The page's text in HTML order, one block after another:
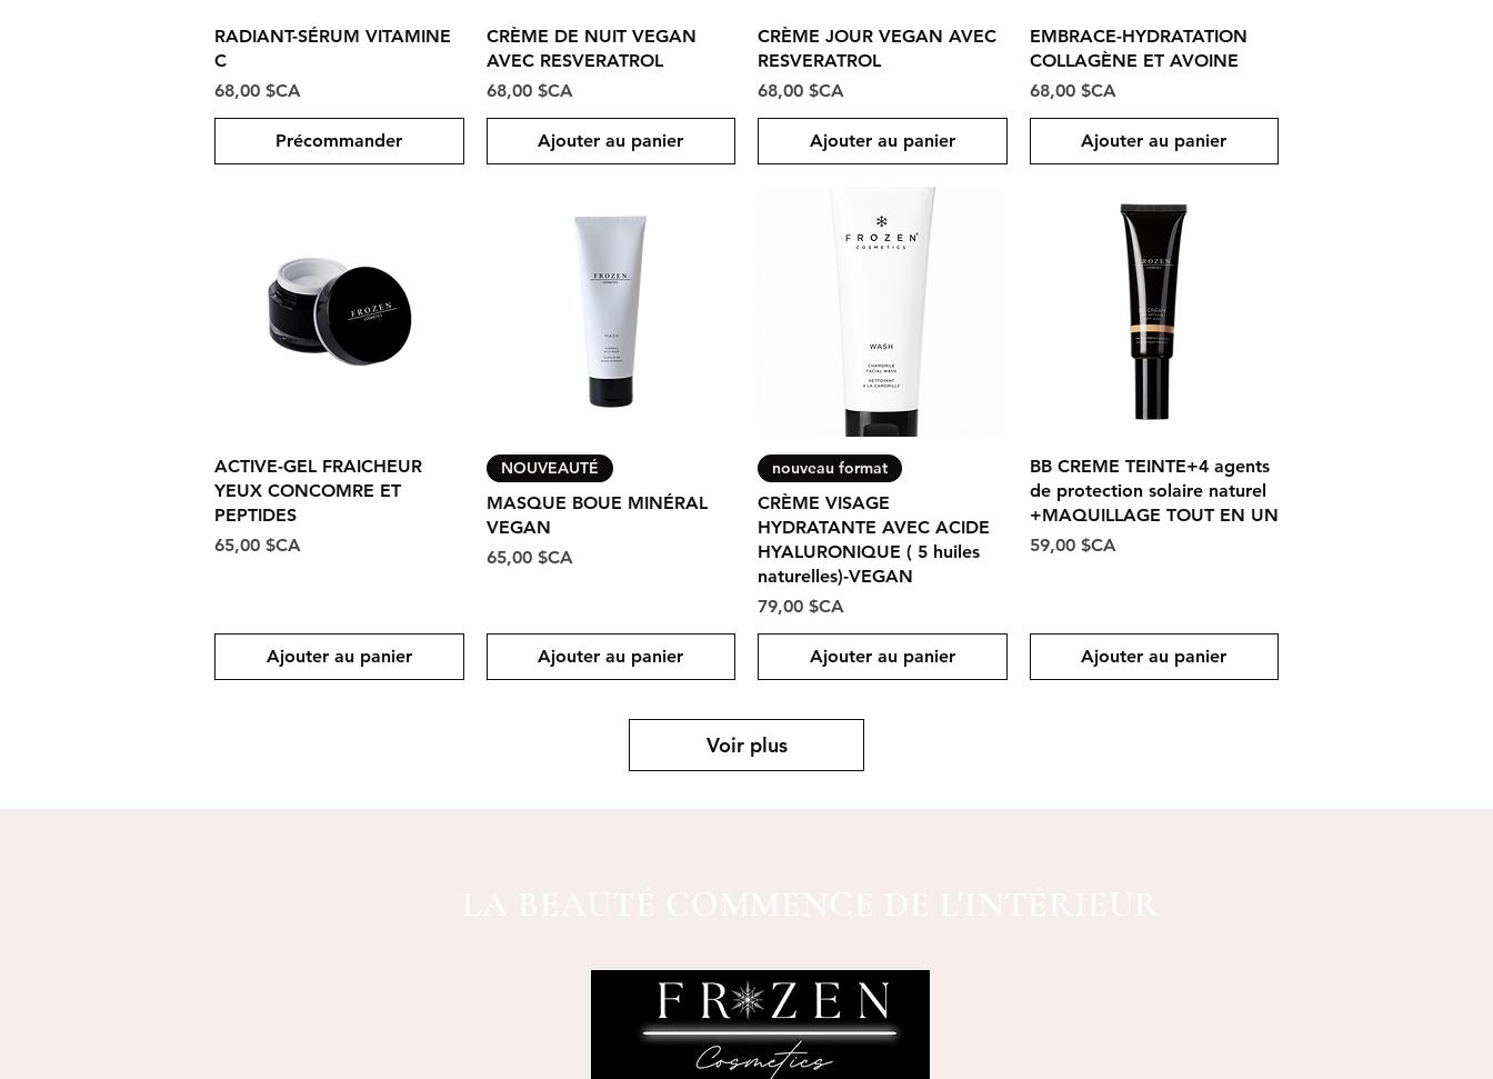
Aperçu rapide
RADIANT-SÉRUM VITAMINE
C
Prix
68,00 $CA
Précommander
Aperçu rapide
CRÈME DE NUIT VEGAN
AVEC RESVERATROL
Prix
68,00 $CA
Ajouter au panier
Aperçu rapide
CRÈME JOUR VEGAN AVEC
RESVERATROL
Prix
68,00 $CA
Ajouter au panier
Aperçu rapide
EMBRACE-HYDRATATION
COLLAGÈNE ET AVOINE
Prix
68,00 $CA
Ajouter au panier
Aperçu rapide
ACTIVE-GEL FRAICHEUR
YEUX CONCOMRE ET
PEPTIDES
Prix
65,00 $CA
Ajouter au panier
Aperçu rapide
NOUVEAUTÉ
MASQUE BOUE MINÉRAL
VEGAN
Prix
65,00 $CA
Ajouter au panier
Aperçu rapide
nouveau format
CRÈME VISAGE
HYDRATANTE AVEC ACIDE
HYALURONIQUE ( 5 huiles
naturelles)-VEGAN
Prix
79,00 $CA
Ajouter au panier
Aperçu rapide
BB CREME TEINTE+4 agents
de protection solaire naturel
+MAQUILLAGE TOUT EN UN
Prix
59,00 $CA
Ajouter au panier
Voir plus